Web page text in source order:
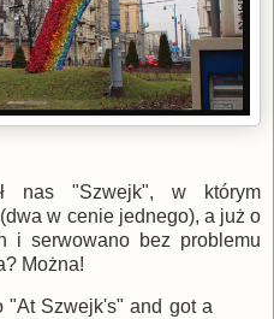
nas "Szwejk", w którym
w cenie jednego), a już o
i serwowano bez problemu
Można!
"At Szwejk's" and got a